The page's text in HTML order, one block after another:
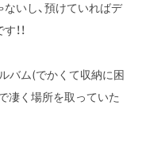
いし、預けていればデ
！！
バム(でかくて収納に困
凄く場所を取っていた